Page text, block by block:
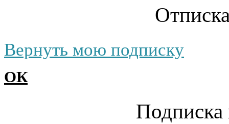
Вернуть мою подписку
ОК
Подписка